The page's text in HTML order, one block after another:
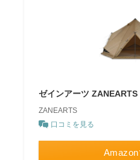
ゼインアーツ
ZANEARTS
口コミを見る